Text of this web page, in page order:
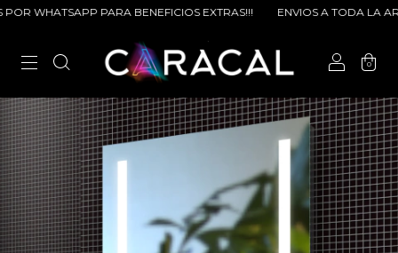
PARA BENEFICIOS EXTRAS!!! ENVIOS A TODA LA
0